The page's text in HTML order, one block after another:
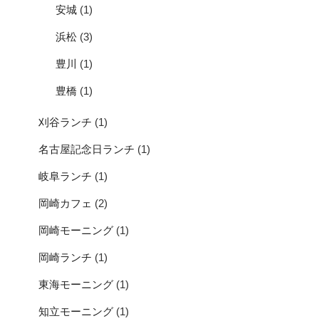
安城 (1)
浜松 (3)
豊川 (1)
豊橋 (1)
刈谷ランチ (1)
名古屋記念日ランチ (1)
岐阜ランチ (1)
岡崎カフェ (2)
岡崎モーニング (1)
岡崎ランチ (1)
東海モーニング (1)
知立モーニング (1)